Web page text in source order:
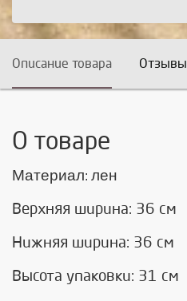
Описание товара Отзывы
О товаре
Материал: лен
Верхняя ширина: 36 см
Нижняя ширина: 36 см
Высота упаковки: 31 см